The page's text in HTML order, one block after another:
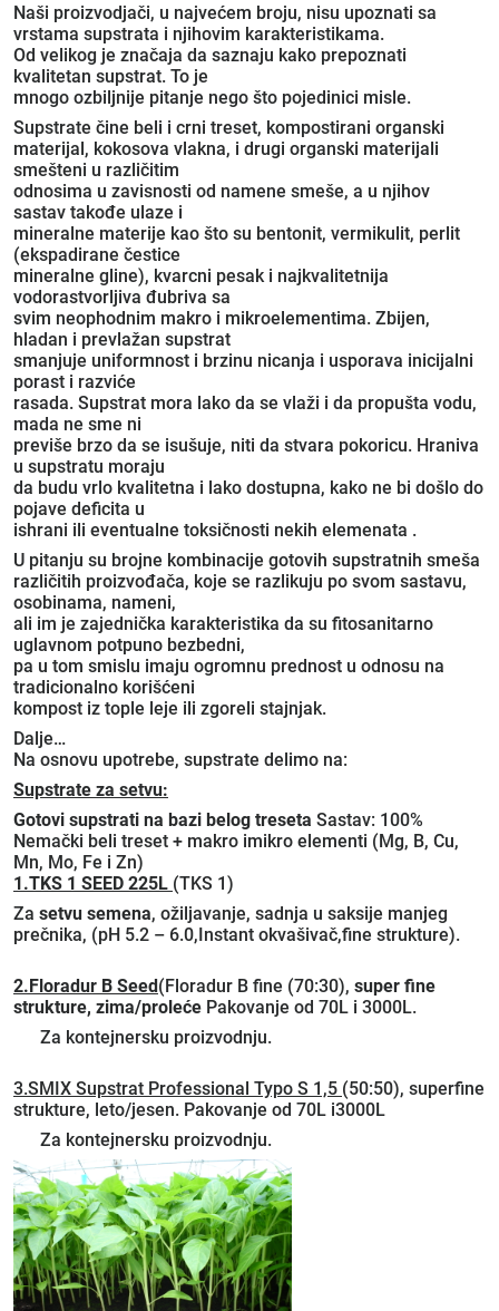
Naši proizvodjači, u najvećem broju, nisu upoznati sa
vrstama supstrata i njihovim karakteristikama.
Od velikog je značaja da saznaju kako prepoznati
kvalitetan supstrat. To je
mnogo ozbiljnije pitanje nego što pojedinici misle.
Supstrate čine beli i crni treset, kompostirani organski
materijal, kokosova vlakna, i drugi organski materijali
smešteni u različitim
odnosima u zavisnosti od namene smeše, a u njihov
sastav takođe ulaze i
mineralne materije kao što su bentonit, vermikulit, perlit
(ekspadirane čestice
mineralne gline), kvarcni pesak i najkvalitetnija
vodorastvorljiva đubriva sa
svim neophodnim makro i mikroelementima. Zbijen,
hladan i prevlažan supstrat
smanjuje uniformnost i brzinu nicanja i usporava inicijalni
porast i razviće
rasada. Supstrat mora lako da se vlaži i da propušta vodu,
mada ne sme ni
previše brzo da se isušuje, niti da stvara pokoricu. Hraniva
u supstratu moraju
da budu vrlo kvalitetna i lako dostupna, kako ne bi došlo do
pojave deficita u
ishrani ili eventualne toksičnosti nekih elemenata .
U pitanju su brojne kombinacije gotovih supstratnih smeša
različitih proizvođača, koje se razlikuju po svom sastavu,
osobinama, nameni,
ali im je zajednička karakteristika da su fitosanitarno
uglavnom potpuno bezbedni,
pa u tom smislu imaju ogromnu prednost u odnosu na
tradicionalno korišćeni
kompost iz tople leje ili zgoreli stajnjak.
Dalje…
Na osnovu upotrebe, supstrate delimo na:
Supstrate za setvu:
Gotovi supstrati na bazi belog treseta Sastav: 100%
Nemački beli treset + makro imikro elementi (Mg, B, Cu,
Mn, Mo, Fe i Zn)
1.TKS 1 SEED 225L (TKS 1)
Za setvu semena, ožiljavanje, sadnja u saksije manjeg
prečnika, (pH 5.2 – 6.0,Instant okvašivač,fine strukture).
2.Floradur B Seed(Floradur B fine (70:30), super fine
strukture, zima/proleće Pakovanje od 70L i 3000L.
Za kontejnersku proizvodnju.
3.SMIX Supstrat Professional Typo S 1,5 (50:50), superfine
strukture, leto/jesen. Pakovanje od 70L i3000L
Za kontejnersku proizvodnju.